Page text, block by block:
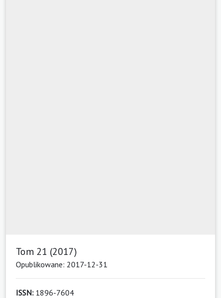
Tom 21 (2017)
Opublikowane: 2017-12-31
ISSN: 1896-7604